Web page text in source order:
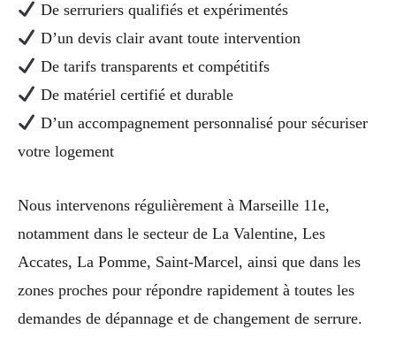
De serruriers qualifiés et expérimentés
D’un devis clair avant toute intervention
De tarifs transparents et compétitifs
De matériel certifié et durable
D’un accompagnement personnalisé pour sécuriser
votre logement
Nous intervenons régulièrement à Marseille 11e,
notamment dans le secteur de La Valentine, Les
Accates, La Pomme, Saint-Marcel, ainsi que dans les
zones proches pour répondre rapidement à toutes les
demandes de dépannage et de changement de serrure.